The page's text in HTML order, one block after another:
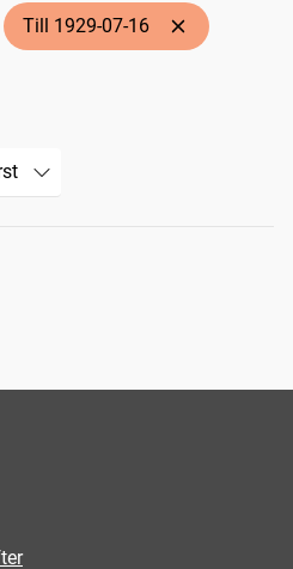
Till 1929-07-16